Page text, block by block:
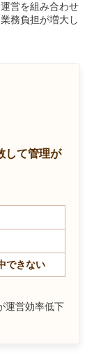
営を組み合わせ
務負担が増大し
して管理が
できない
運営効率低下